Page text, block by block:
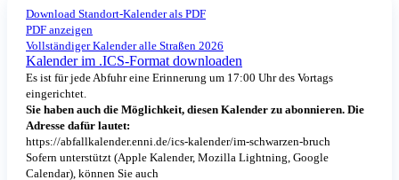
Download Standort-Kalender als PDF
PDF anzeigen
Vollständiger Kalender alle Straßen 2026
Kalender im .ICS-Format downloaden
Es ist für jede Abfuhr eine Erinnerung um 17:00 Uhr des Vortags
eingerichtet.
Sie haben auch die Möglichkeit, diesen Kalender zu abonnieren. Die
Adresse dafür lautet:
https://abfallkalender.enni.de/ics-kalender/im-schwarzen-bruch
Sofern unterstützt (Apple Kalender, Mozilla Lightning, Google
Calendar), können Sie auch